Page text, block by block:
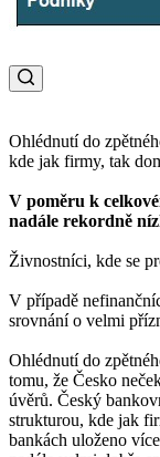
Ohlédnutí do
kde jak firmy, tak
V poměru k
nadále rekordně
Živnostníci, kde se
V případě
srovnání o velmi
Ohlédnutí do
tomu, že Česko
úvěrů. Český
strukturou, kde jak
bankách uloženo